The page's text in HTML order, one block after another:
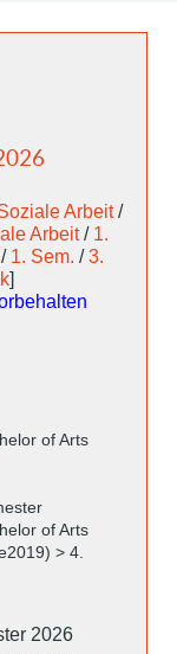
Arbeit/
Arbeit/ 1.
/ 1. Sem. /3.
]
of Arts
of Arts
> 4.
2026